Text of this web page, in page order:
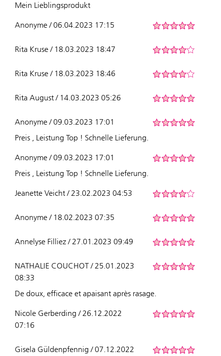
Mein Lieblingsprodukt
Anonyme / 06.04.2023 17:15
Rita Kruse / 18.03.2023 18:47
Rita Kruse / 18.03.2023 18:46
Rita August / 14.03.2023 05:26
Anonyme / 09.03.2023 17:01
Preis , Leistung Top ! Schnelle Lieferung.
Anonyme / 09.03.2023 17:01
Preis , Leistung Top ! Schnelle Lieferung.
Jeanette Veicht / 23.02.2023 04:53
Anonyme / 18.02.2023 07:35
Annelyse Filliez / 27.01.2023 09:49
NATHALIE COUCHOT / 25.01.2023
08:33
De doux, efficace et apaisant après rasage.
Nicole Gerberding / 26.12.2022
07:16
Gisela Güldenpfennig / 07.12.2022